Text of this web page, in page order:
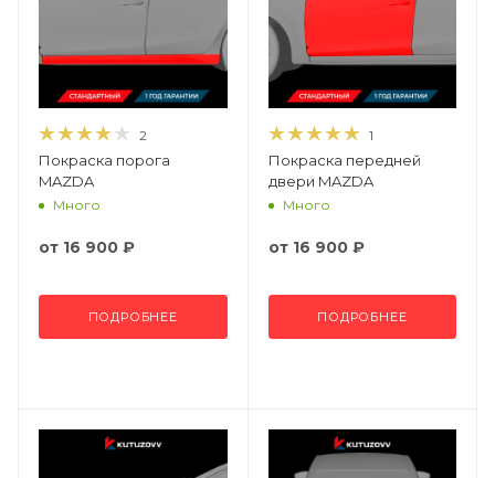
2
Покраска порога
MAZDA
Много
от 16 900 ₽
ПОДРОБНЕЕ
1
Покраска передней
двери MAZDA
Много
от 16 900 ₽
ПОДРОБНЕЕ